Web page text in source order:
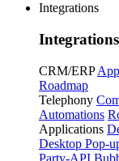
Integrations
Integrations
CRM/ERP
Roadmap
Telephony
Automations
Applications
Desktop Pop-
Party-API